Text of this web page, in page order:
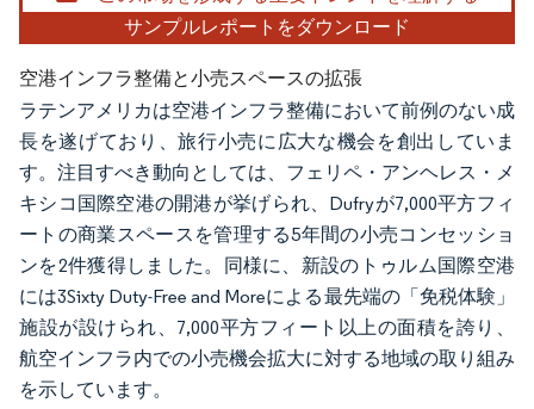
サンプルレポートをダウンロード
空港インフラ整備と小売スペースの拡張
ラテンアメリカは空港インフラ整備において前例のない成
長を遂げており、旅行小売に広大な機会を創出していま
す。注目すべき動向としては、フェリペ・アンヘレス・メ
キシコ国際空港の開港が挙げられ、Dufryが7,000平方フィ
ートの商業スペースを管理する5年間の小売コンセッショ
ンを2件獲得しました。同様に、新設のトゥルム国際空港
には3Sixty Duty-Free and Moreによる最先端の「免税体験」
施設が設けられ、7,000平方フィート以上の面積を誇り、
航空インフラ内での小売機会拡大に対する地域の取り組み
を示しています。